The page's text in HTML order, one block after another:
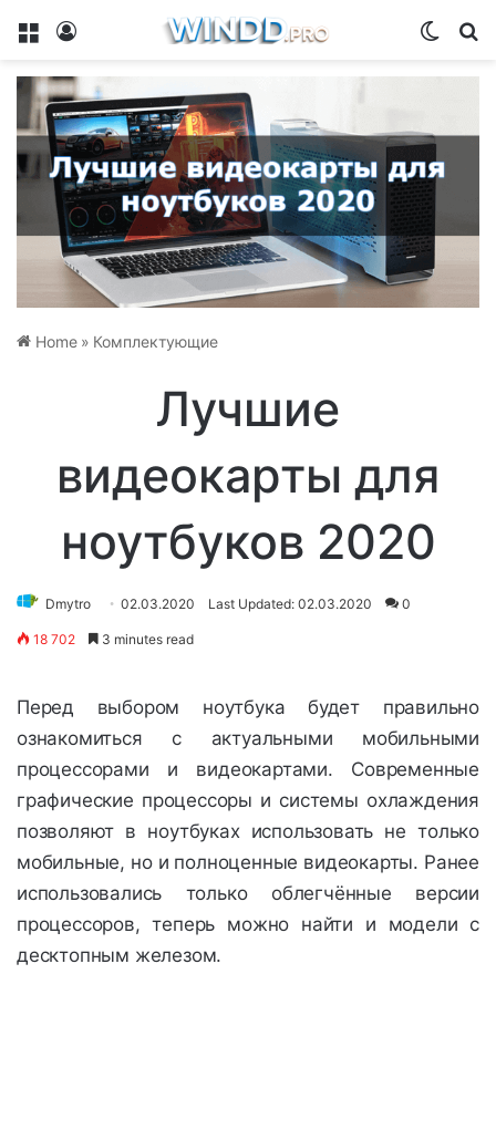
Menu
Home » Комплектующие
Лучшие
видеокарты для
ноутбуков 2020
Dmytro 02.03.2020 Last Updated: 02.03.2020 0
18 702 3 minutes read
Перед выбором ноутбука будет правильно
ознакомиться с актуальными мобильными
процессорами и видеокартами. Современные
графические процессоры и системы охлаждения
позволяют в ноутбуках использовать не только
мобильные, но и полноценные видеокарты. Ранее
использовались только облегчённые версии
процессоров, теперь можно найти и модели с
десктопным железом.